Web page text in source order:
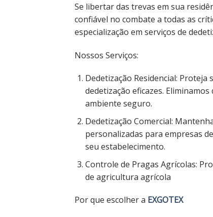
Se libertar das trevas em sua
confiável no combate a todas as
especialização em serviços de
Nossos Serviços:
Dedetização Residencial: Proteja
dedetização eficazes.
ambiente seguro.
Dedetização Comercial:
personalizadas para empresas
seu estabelecimento.
Controle de Pragas Agrícolas:
de agricultura agrícola
Por que escolher a EXGOTEX